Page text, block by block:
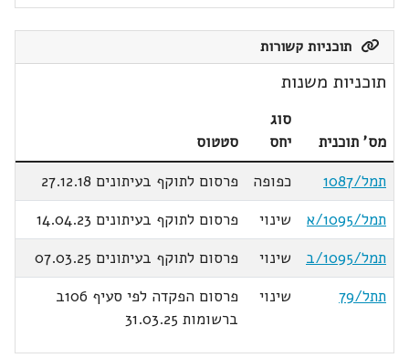
תוכניות קשורות
תוכניות משנות
מס' תוכנית
סוג
יחס
סטטוס
תמל/1087
כפופה
פרסום לתוקף בעיתונים 27.12.18
תמל/1095/א
שינוי
פרסום לתוקף בעיתונים 14.04.23
תמל/1095/ב
שינוי
פרסום לתוקף בעיתונים 07.03.25
תתל/79
שינוי
פרסום הפקדה לפי סעיף 106ב
ברשומות 31.03.25